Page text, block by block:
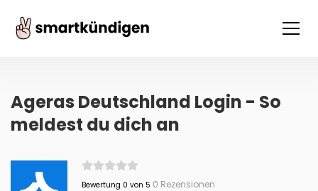
Ageras Deutschland Login - So
meldest du dich an
Bewertung 0 von 5 0 Rezensionen